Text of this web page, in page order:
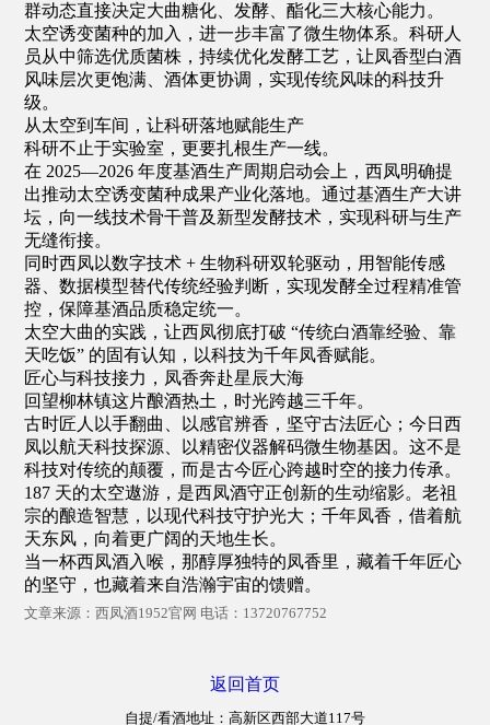
群动态直接决定大曲糖化、发酵、酯化三大核心能力。
太空诱变菌种的加入，进一步丰富了微生物体系。科研人
员从中筛选优质菌株，持续优化发酵工艺，让凤香型白酒
风味层次更饱满、酒体更协调，实现传统风味的科技升
级。
从太空到车间，让科研落地赋能生产
科研不止于实验室，更要扎根生产一线。
在 2025—2026 年度基酒生产周期启动会上，西凤明确提
出推动太空诱变菌种成果产业化落地。通过基酒生产大讲
坛，向一线技术骨干普及新型发酵技术，实现科研与生产
无缝衔接。
同时西凤以数字技术 + 生物科研双轮驱动，用智能传感
器、数据模型替代传统经验判断，实现发酵全过程精准管
控，保障基酒品质稳定统一。
太空大曲的实践，让西凤彻底打破 “传统白酒靠经验、靠
天吃饭” 的固有认知，以科技为千年凤香赋能。
匠心与科技接力，凤香奔赴星辰大海
回望柳林镇这片酿酒热土，时光跨越三千年。
古时匠人以手翻曲、以感官辨香，坚守古法匠心；今日西
凤以航天科技探源、以精密仪器解码微生物基因。这不是
科技对传统的颠覆，而是古今匠心跨越时空的接力传承。
187 天的太空遨游，是西凤酒守正创新的生动缩影。老祖
宗的酿造智慧，以现代科技守护光大；千年凤香，借着航
天东风，向着更广阔的天地生长。
当一杯西凤酒入喉，那醇厚独特的凤香里，藏着千年匠心
的坚守，也藏着来自浩瀚宇宙的馈赠。
文章来源：西凤酒1952官网 电话：13720767752
返回首页
自提/看酒地址：高新区西部大道117号